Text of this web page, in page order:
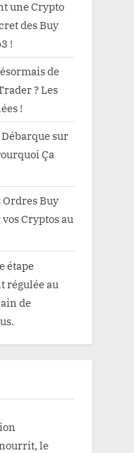
une Crypto
des Buy
!
de
? Les
!
sur
Ça
Buy
Cryptos au
étape
régulée au
de
le